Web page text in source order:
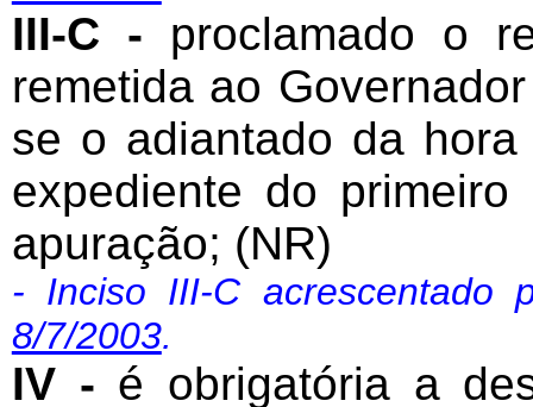
III-C - proclamado o
remetida ao
se o adiantado da
expediente do
apuração; (NR)
- Inciso III-C acrescentado
8/7/2003.
IV - é obrigatória a